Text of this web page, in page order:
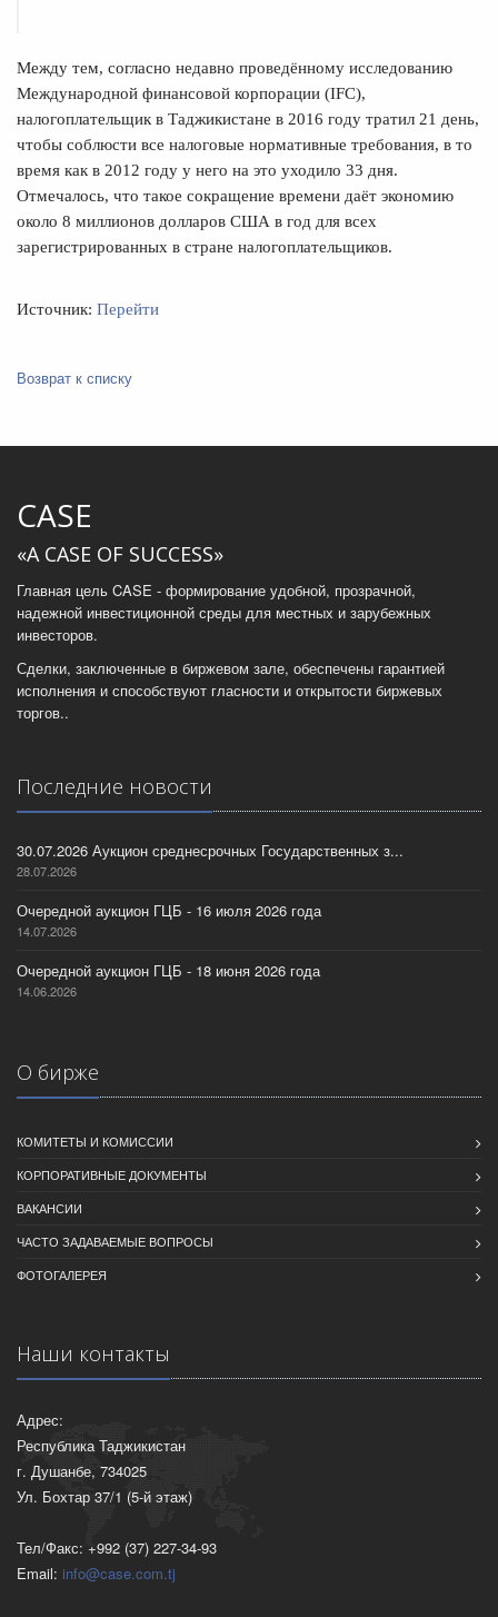
Между тем, согласно недавно проведённому исследованию
Международной финансовой корпорации (IFC),
налогоплательщик в Таджикистане в 2016 году тратил 21 день,
чтобы соблюсти все налоговые нормативные требования, в то
время как в 2012 году у него на это уходило 33 дня.
Отмечалось, что такое сокращение времени даёт экономию
около 8 миллионов долларов США в год для всех
зарегистрированных в стране налогоплательщиков.
Источник: Перейти
Возврат к списку
CASE
«A CASE OF SUCCESS»
Главная цель CASE - формирование удобной, прозрачной,
надежной инвестиционной среды для местных и зарубежных
инвесторов.
Сделки, заключенные в биржевом зале, обеспечены гарантией
исполнения и способствуют гласности и открытости биржевых
торгов..
Последние новости
30.07.2026 Аукцион среднесрочных Государственных з...
28.07.2026
Очередной аукцион ГЦБ - 16 июля 2026 года
14.07.2026
Очередной аукцион ГЦБ - 18 июня 2026 года
14.06.2026
О бирже
КОМИТЕТЫ И КОМИССИИ
КОРПОРАТИВНЫЕ ДОКУМЕНТЫ
ВАКАНСИИ
ЧАСТО ЗАДАВАЕМЫЕ ВОПРОСЫ
ФОТОГАЛЕРЕЯ
Наши контакты
Адрес:
Республика Таджикистан
г. Душанбе, 734025
Ул. Бохтар 37/1 (5-й этаж)
Тел/Факс: +992 (37) 227-34-93
Email: info@case.com.tj